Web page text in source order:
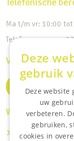
Telefonische
Ma t/m vr: 10:00
Telefoonnummer:
Volg ons op de
Waar wij o.a
Makelaar
Deze
gebruik
Deze website
uw
verbeteren.
gebruiken,
cookies in